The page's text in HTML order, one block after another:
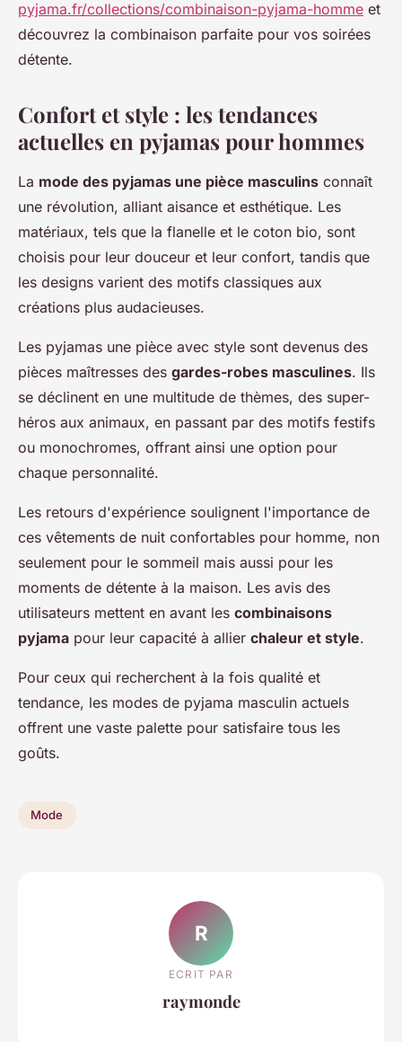
pyjama.fr/collections/combinaison-pyjama-homme et
découvrez la combinaison parfaite pour vos soirées
détente.
Confort et style : les tendances
actuelles en pyjamas pour hommes
La mode des pyjamas une pièce masculins connaît
une révolution, alliant aisance et esthétique. Les
matériaux, tels que la flanelle et le coton bio, sont
choisis pour leur douceur et leur confort, tandis que
les designs varient des motifs classiques aux
créations plus audacieuses.
Les pyjamas une pièce avec style sont devenus des
pièces maîtresses des gardes-robes masculines. Ils
se déclinent en une multitude de thèmes, des super-
héros aux animaux, en passant par des motifs festifs
ou monochromes, offrant ainsi une option pour
chaque personnalité.
Les retours d'expérience soulignent l'importance de
ces vêtements de nuit confortables pour homme, non
seulement pour le sommeil mais aussi pour les
moments de détente à la maison. Les avis des
utilisateurs mettent en avant les combinaisons
pyjama pour leur capacité à allier chaleur et style.
Pour ceux qui recherchent à la fois qualité et
tendance, les modes de pyjama masculin actuels
offrent une vaste palette pour satisfaire tous les
goûts.
Mode
R
ECRIT PAR
raymonde